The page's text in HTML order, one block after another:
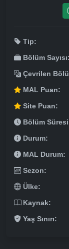
Tip:
Bölüm Sayısı:
Çevrilen
MAL Puan:
Site Puan:
Bölüm
Durum:
MAL Durum:
Sezon:
Ülke:
Kaynak:
Yaş Sınırı: